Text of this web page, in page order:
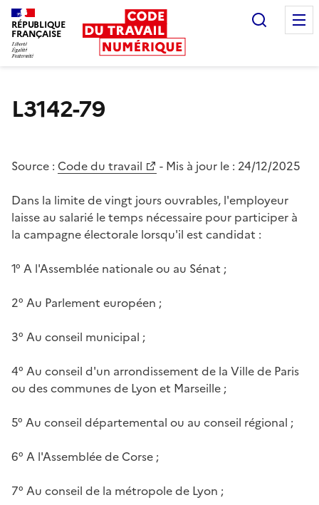
RÉPUBLIQUE
FRANÇAISE
L3142-79
Source : Code du travail - Mis à jour le : 24/12/2025
Dans la limite de vingt jours ouvrables, l'employeur
laisse au salarié le temps nécessaire pour participer à
la campagne électorale lorsqu'il est candidat :
1° A l'Assemblée nationale ou au Sénat ;
2° Au Parlement européen ;
3° Au conseil municipal ;
4° Au conseil d'un arrondissement de la Ville de Paris
ou des communes de Lyon et Marseille ;
5° Au conseil départemental ou au conseil régional ;
6° A l'Assemblée de Corse ;
7° Au conseil de la métropole de Lyon ;